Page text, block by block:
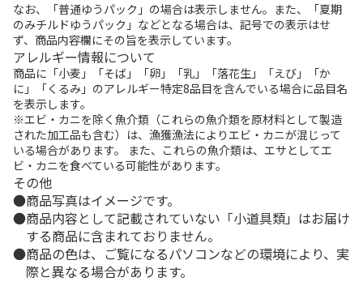
なお、「普通ゆうパック」の場合は表示しません。また、「夏期
のみチルドゆうパック」などとなる場合は、記号での表示はせ
ず、商品内容欄にその旨を表示しています。
アレルギー情報について
商品に「小麦」「そば」「卵」「乳」「落花生」「えび」「か
に」「くるみ」のアレルギー特定8品目を含んでいる場合に品目名
を表示します。
※エビ・カニを除く魚介類（これらの魚介類を原材料として製造
された加工品も含む）は、漁獲漁法によりエビ・カニが混じって
いる場合があります。 また、これらの魚介類は、エサとしてエ
ビ・カニを食べている可能性があります。
その他
商品写真はイメージです。
商品内容として記載されていない「小道具類」はお届け
する商品に含まれておりません。
商品の色は、ご覧になるパソコンなどの環境により、実
際と異なる場合があります。